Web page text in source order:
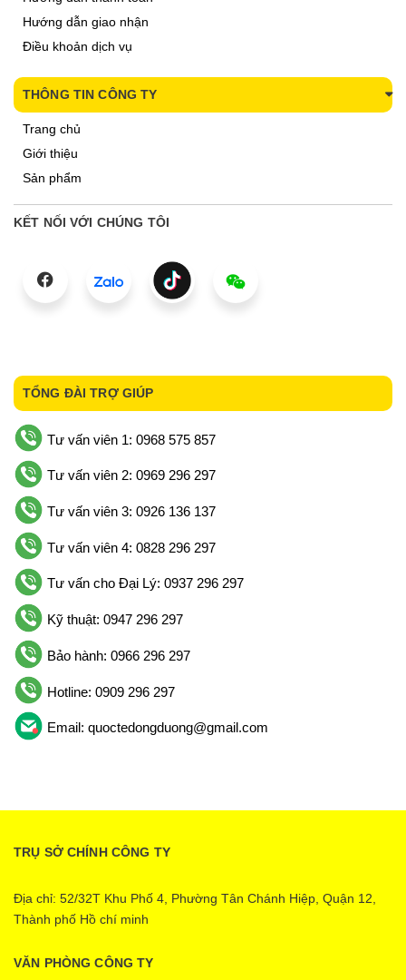
Hướng dẫn giao nhận
Điều khoản dịch vụ
THÔNG TIN CÔNG TY
Trang chủ
Giới thiệu
Sản phẩm
KẾT NỐI VỚI CHÚNG TÔI
TỔNG ĐÀI TRỢ GIÚP
Tư vấn viên 1: 0968 575 857
Tư vấn viên 2: 0969 296 297
Tư vấn viên 3: 0926 136 137
Tư vấn viên 4: 0828 296 297
Tư vấn cho Đại Lý: 0937 296 297
Kỹ thuật: 0947 296 297
Bảo hành: 0966 296 297
Hotline: 0909 296 297
Email: quoctedongduong@gmail.com
TRỤ SỞ CHÍNH CÔNG TY
Địa chỉ: 52/32T Khu Phố 4, Phường Tân Chánh Hiệp, Quận 12,
Thành phố Hồ chí minh
VĂN PHÒNG CÔNG TY